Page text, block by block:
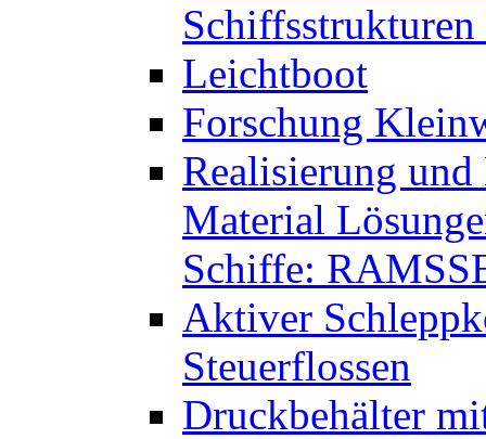
Leichtboot
Forschung
Realisierung
Material
Schiffe:
Aktiver
Steuerflossen
Druckbehälter